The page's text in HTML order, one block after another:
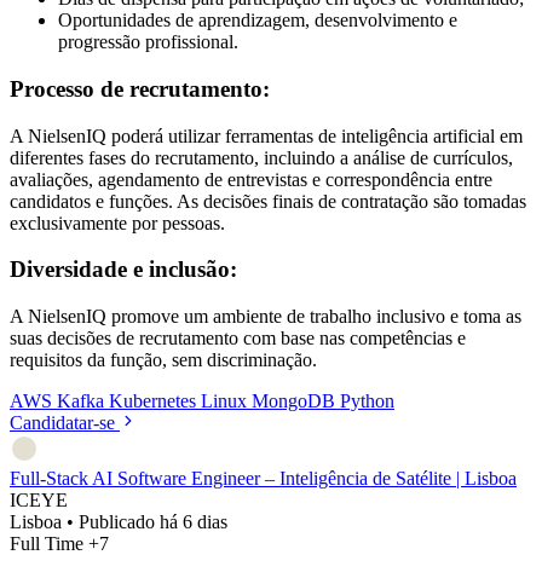
Oportunidades de aprendizagem, desenvolvimento e
progressão profissional.
Processo de recrutamento:
A NielsenIQ poderá utilizar ferramentas de inteligência artificial em
diferentes fases do recrutamento, incluindo a análise de currículos,
avaliações, agendamento de entrevistas e correspondência entre
candidatos e funções. As decisões finais de contratação são tomadas
exclusivamente por pessoas.
Diversidade e inclusão:
A NielsenIQ promove um ambiente de trabalho inclusivo e toma as
suas decisões de recrutamento com base nas competências e
requisitos da função, sem discriminação.
AWS Kafka Kubernetes Linux MongoDB Python
Candidatar-se
Full-Stack AI Software Engineer – Inteligência de Satélite | Lisboa
ICEYE
Lisboa • Publicado há 6 dias
Full Time +7